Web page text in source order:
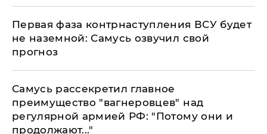
​Первая фаза контрнаступления ВСУ будет
не наземной: Самусь озвучил свой
прогноз
Самусь рассекретил главное
преимущество "вагнеровцев" над
регулярной армией РФ: "Потому они и
продолжают..."